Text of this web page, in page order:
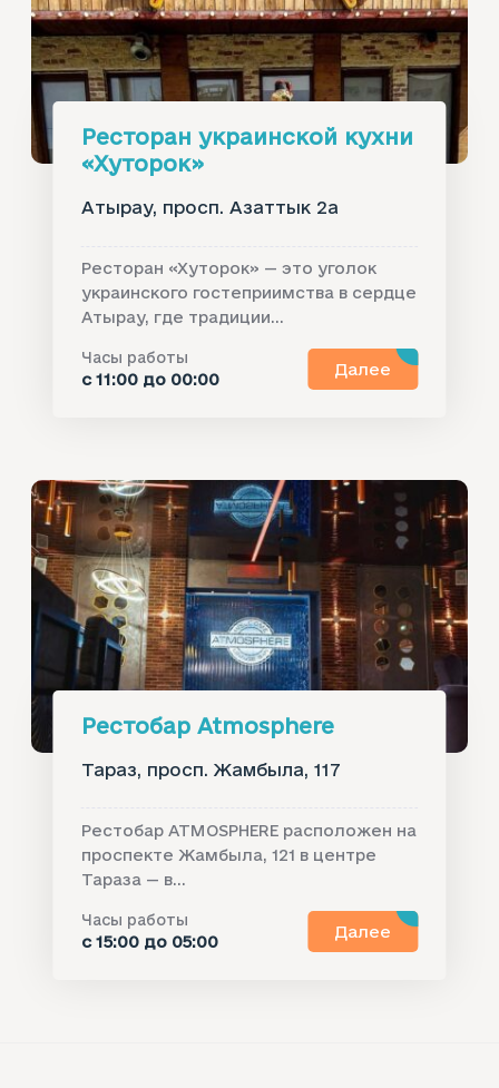
Ресторан украинской кухни
«Хуторок»
Атырау, просп. Азаттык 2а
Ресторан «Хуторок» — это уголок
украинского гостеприимства в сердце
Атырау, где традиции...
Часы работы
с 11:00 до 00:00
Далее
Рестобар Atmosphere
Тараз, просп. Жамбыла, 117
Рестобар ATMOSPHERE расположен на
проспекте Жамбыла, 121 в центре
Тараза — в...
Часы работы
с 15:00 до 05:00
Далее